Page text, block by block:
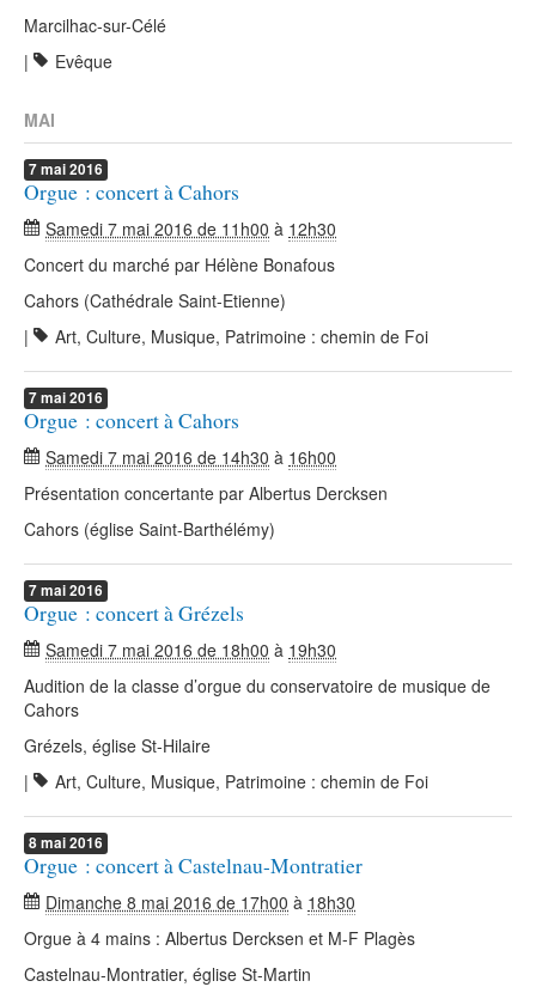
Marcilhac-sur-Célé
|
Evêque
MAI
7mai2016
Orgue : concert à Cahors
Samedi 7 mai 2016 de 11h00 à 12h30
Concert du marché par Hélène Bonafous
Cahors (Cathédrale Saint-Etienne)
|
Art, Culture, Musique, Patrimoine : chemin de Foi
7mai2016
Orgue : concert à Cahors
Samedi 7 mai 2016 de 14h30 à 16h00
Présentation concertante par Albertus Dercksen
Cahors (église Saint-Barthélémy)
7mai2016
Orgue : concert à Grézels
Samedi 7 mai 2016 de 18h00 à 19h30
Audition de la classe d’orgue du conservatoire de musique de
Cahors
Grézels, église St-Hilaire
|
Art, Culture, Musique, Patrimoine : chemin de Foi
8mai2016
Orgue : concert à Castelnau-Montratier
Dimanche 8 mai 2016 de 17h00 à 18h30
Orgue à 4 mains : Albertus Dercksen et M-F Plagès
Castelnau-Montratier, église St-Martin